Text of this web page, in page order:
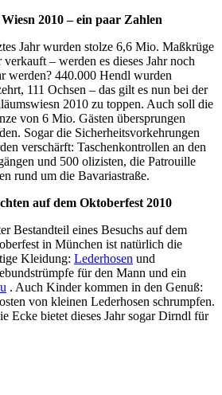
2010 – ein paar Zahlen
Jahr wurden stolze 6,6 Mio. Maßkrüge
verkauft – werden es dieses Jahr noch
werden? 440.000 Hendl wurden
111 Ochsen – das gilt es nun bei der
2010 zu toppen. Auch soll die
von 6 Mio. Gästen übersprungen
Sogar die Sicherheitsvorkehrungen
verschärft: Taschenkontrollen an den
und 500 olizisten, die Patrouille
rund um die Bavariastraße.
auf dem Oktoberfest 2010
Bestandteil eines Besuchs auf dem
in München ist natürlich die
Kleidung: Lederhosen und
für den Mann und ein
. Auch Kinder kommen in den Genuß:
von kleinen Lederhosen schrumpfen.
Ecke bietet dieses Jahr sogar Dirndl für